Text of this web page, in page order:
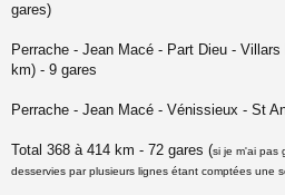
gares)
Perrache - Jean Macé - Part Dieu - Villars
km) - 9 gares
Perrache - Jean Macé - Vénissieux - St
Total 368 à 414 km - 72 gares (si je m'ai pas
desservies par plusieurs lignes étant comptées une